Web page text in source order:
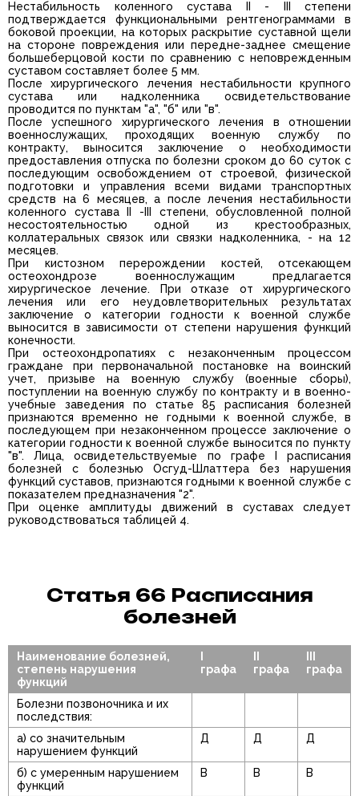
Нестабильность коленного сустава II - III степени
подтверждается функциональными рентгенограммами в
боковой проекции, на которых раскрытие суставной щели
на стороне повреждения или передне-заднее смещение
большеберцовой кости по сравнению с неповрежденным
суставом составляет более 5 мм.
После хирургического лечения нестабильности крупного
сустава или надколенника освидетельствование
проводится по пунктам "а", "б" или "в".
После успешного хирургического лечения в отношении
военнослужащих, проходящих военную службу по
контракту, выносится заключение о необходимости
предоставления отпуска по болезни сроком до 60 суток с
последующим освобождением от строевой, физической
подготовки и управления всеми видами транспортных
средств на 6 месяцев, а после лечения нестабильности
коленного сустава II -III степени, обусловленной полной
несостоятельностью одной из крестообразных,
коллатеральных связок или связки надколенника, - на 12
месяцев.
При кистозном перерождении костей, отсекающем
остеохондрозе военнослужащим предлагается
хирургическое лечение. При отказе от хирургического
лечения или его неудовлетворительных результатах
заключение о категории годности к военной службе
выносится в зависимости от степени нарушения функций
конечности.
При остеохондропатиях с незаконченным процессом
граждане при первоначальной постановке на воинский
учет, призыве на военную службу (военные сборы),
поступлении на военную службу по контракту и в военно-
учебные заведения по статье 85 расписания болезней
признаются временно не годными к военной службе, в
последующем при незаконченном процессе заключение о
категории годности к военной службе выносится по пункту
"в". Лица, освидетельствуемые по графе I расписания
болезней с болезнью Осгуд-Шлаттера без нарушения
функций суставов, признаются годными к военной службе с
показателем предназначения "2".
При оценке амплитуды движений в суставах следует
руководствоваться таблицей 4.
Статья 66 Расписания
болезней
Наименование болезней,
степень нарушения
функций
графа
графа
графа
Болезни позвоночника и их
последствия:
а) со значительным
нарушением функций
Д Д Д
б) с умеренным нарушением
функций
В В В